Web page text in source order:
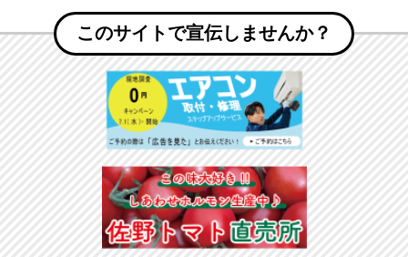
このサイトで宣伝しませんか？